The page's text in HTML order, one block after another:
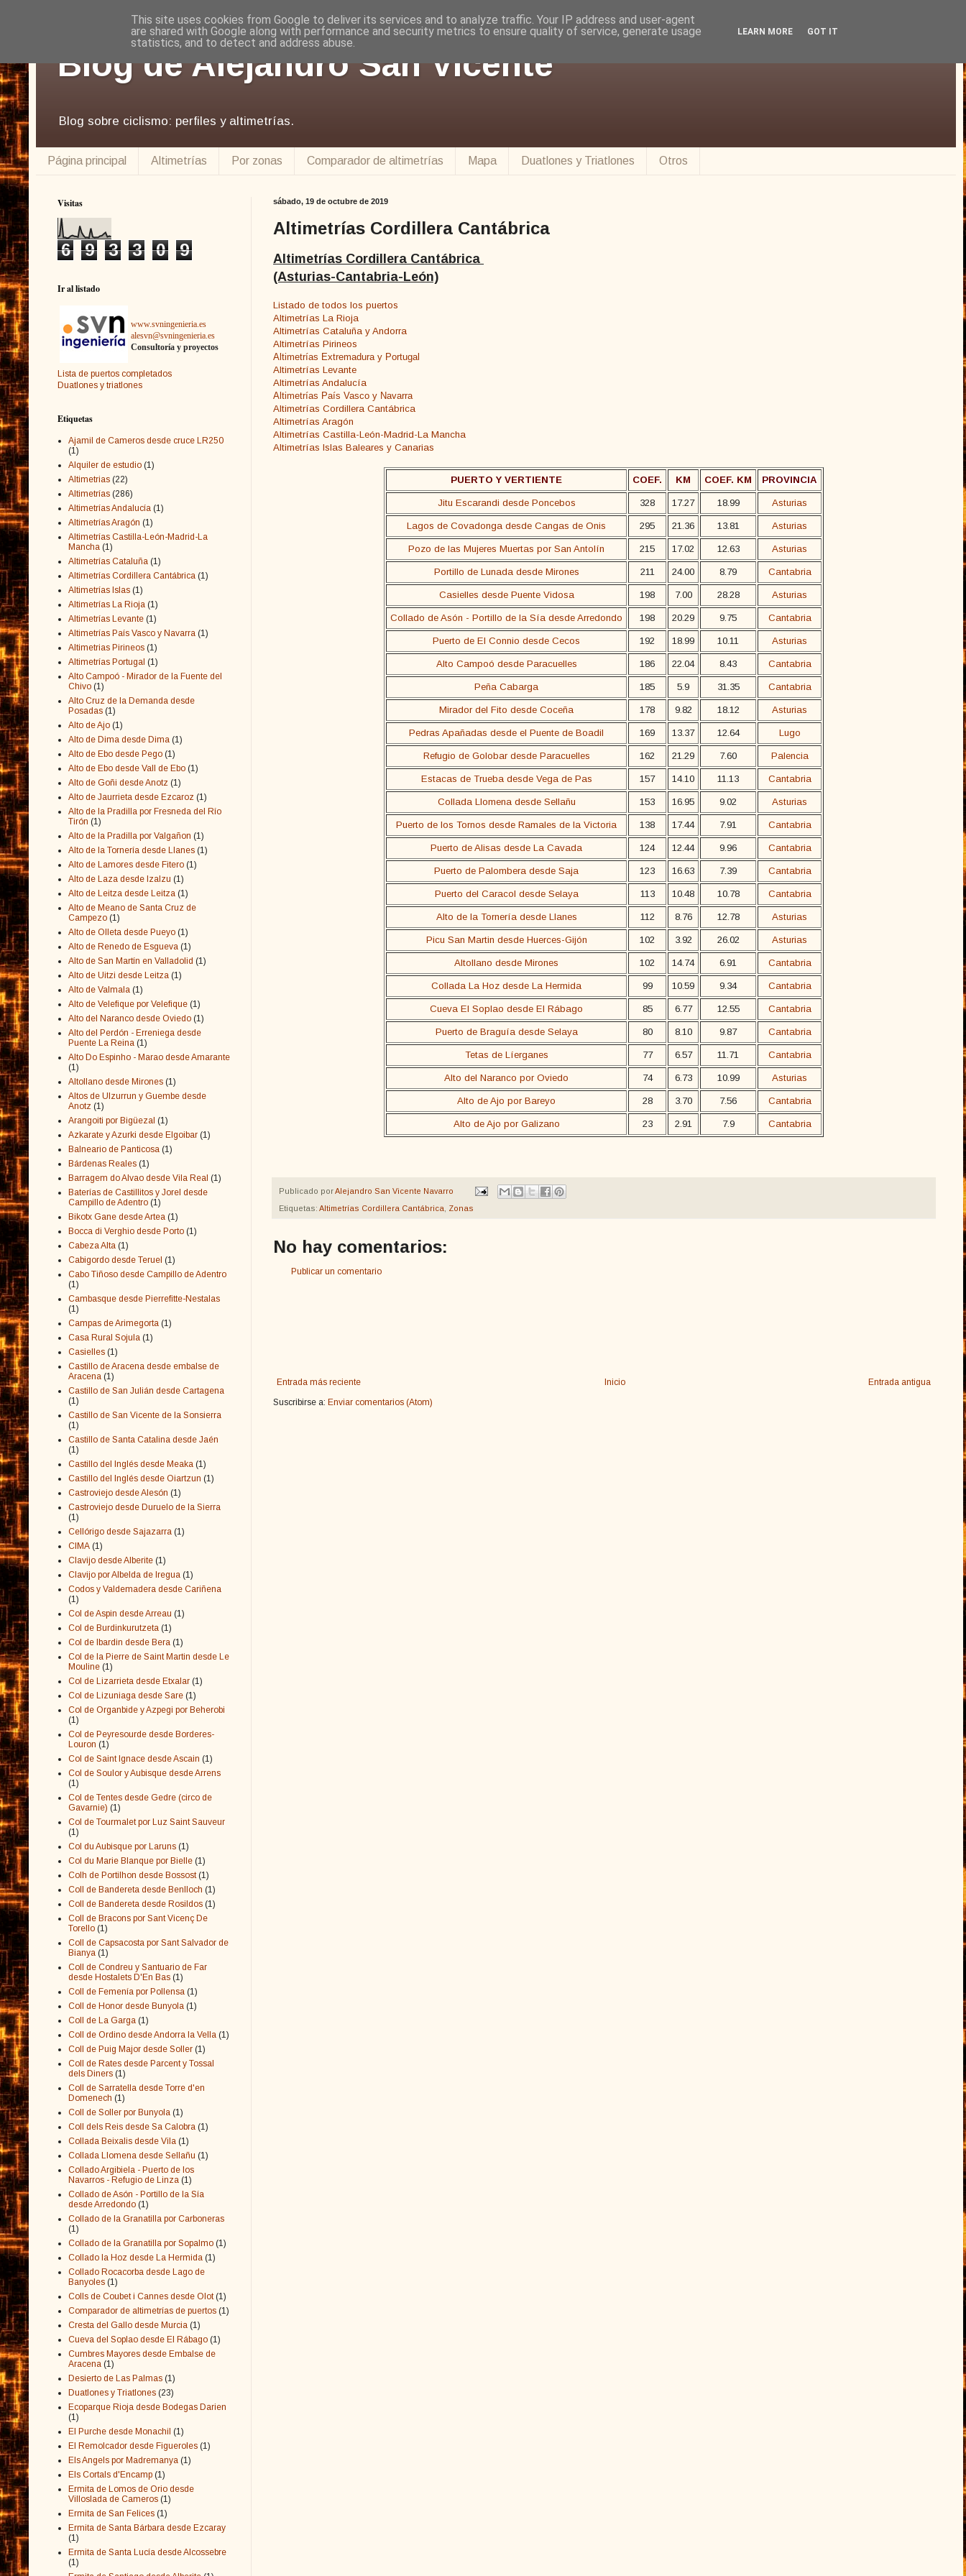
Blog de Alejandro San Vicente
Blog sobre ciclismo: perfiles y altimetrías.
Página principal Altimetrías Por zonas Comparador de altimetrías Mapa Duatlones y Triatlones Otros
sábado, 19 de octubre de 2019
Altimetrías Cordillera Cantábrica
Altimetrías Cordillera Cantábrica
(Asturias-Cantabria-León)
Listado de todos los puertos
Altimetrías La Rioja
Altimetrías Cataluña y Andorra
Altimetrías Pirineos
Altimetrías Extremadura y Portugal
Altimetrías Levante
Altimetrías Andalucía
Altimetrías País Vasco y Navarra
Altimetrías Cordillera Cantábrica
Altimetrías Aragón
Altimetrías Castilla-León-Madrid-La Mancha
Altimetrías Islas Baleares y Canarias
PUERTO Y VERTIENTE COEF. KM COEF. KM PROVINCIA
Jitu Escarandi desde Poncebos 328 17.27 18.99 Asturias
Lagos de Covadonga desde Cangas de Onis 295 21.36 13.81 Asturias
Pozo de las Mujeres Muertas por San Antolín 215 17.02 12.63 Asturias
Portillo de Lunada desde Mirones 211 24.00 8.79 Cantabria
Casielles desde Puente Vidosa 198 7.00 28.28 Asturias
Collado de Asón - Portillo de la Sía desde Arredondo 198 20.29 9.75 Cantabria
Puerto de El Connio desde Cecos 192 18.99 10.11 Asturias
Alto Campoó desde Paracuelles 186 22.04 8.43 Cantabria
Peña Cabarga 185 5.9 31.35 Cantabria
Mirador del Fito desde Coceña 178 9.82 18.12 Asturias
Pedras Apañadas desde el Puente de Boadil 169 13.37 12.64 Lugo
Refugio de Golobar desde Paracuelles 162 21.29 7.60 Palencia
Estacas de Trueba desde Vega de Pas 157 14.10 11.13 Cantabria
Collada Llomena desde Sellañu 153 16.95 9.02 Asturias
Puerto de los Tornos desde Ramales de la Victoria 138 17.44 7.91 Cantabria
Puerto de Alisas desde La Cavada 124 12.44 9.96 Cantabria
Puerto de Palombera desde Saja 123 16.63 7.39 Cantabria
Puerto del Caracol desde Selaya 113 10.48 10.78 Cantabria
Alto de la Tornería desde Llanes 112 8.76 12.78 Asturias
Picu San Martin desde Huerces-Gijón 102 3.92 26.02 Asturias
Altollano desde Mirones 102 14.74 6.91 Cantabria
Collada La Hoz desde La Hermida 99 10.59 9.34 Cantabria
Cueva El Soplao desde El Rábago 85 6.77 12.55 Cantabria
Puerto de Braguía desde Selaya 80 8.10 9.87 Cantabria
Tetas de Líerganes 77 6.57 11.71 Cantabria
Alto del Naranco por Oviedo 74 6.73 10.99 Asturias
Alto de Ajo por Bareyo 28 3.70 7.56 Cantabria
Alto de Ajo por Galizano 23 2.91 7.9 Cantabria
Publicado porAlejandro San Vicente Navarro
Etiquetas: Altimetrías Cordillera Cantábrica Zonas
No hay comentarios:
Publicar un comentario
Entrada más reciente Entrada antigua
Inicio
Suscribirse a: Enviar comentarios (Atom)
Visitas
6 9 3 3 0 9
Ir al listado
www.svningenieria.es
alesvn@svningenieria.es
Consultoría y proyectos
Lista de puertos completados
Duatlones y triatlones
Etiquetas
Ajamil de Cameros desde cruce LR250
(1)
Alquiler de estudio (1)
Altimetrias (22)
Altimetrías (286)
Altimetrías Andalucía (1)
Altimetrías Aragón (1)
Altimetrías Castilla-León-Madrid-La
Mancha (1)
Altimetrías Cataluña (1)
Altimetrías Cordillera Cantábrica (1)
Altimetrías Islas (1)
Altimetrías La Rioja (1)
Altimetrías Levante (1)
Altimetrías País Vasco y Navarra (1)
Altimetrias Pirineos (1)
Altimetrías Portugal (1)
Alto Campoó - Mirador de la Fuente del
Chivo (1)
Alto Cruz de la Demanda desde
Posadas (1)
Alto de Ajo (1)
Alto de Dima desde Dima (1)
Alto de Ebo desde Pego (1)
Alto de Ebo desde Vall de Ebo (1)
Alto de Goñi desde Anotz (1)
Alto de Jaurrieta desde Ezcaroz (1)
Alto de la Pradilla por Fresneda del Río
Tirón (1)
Alto de la Pradilla por Valgañon (1)
Alto de la Tornería desde Llanes (1)
Alto de Lamores desde Fitero (1)
Alto de Laza desde Izalzu (1)
Alto de Leitza desde Leitza (1)
Alto de Meano de Santa Cruz de
Campezo (1)
Alto de Olleta desde Pueyo (1)
Alto de Renedo de Esgueva (1)
Alto de San Martín en Valladolid (1)
Alto de Uitzi desde Leitza (1)
Alto de Valmala (1)
Alto de Velefique por Velefique (1)
Alto del Naranco desde Oviedo (1)
Alto del Perdón - Erreniega desde
Puente La Reina (1)
Alto Do Espinho - Marao desde Amarante
(1)
Altollano desde Mirones (1)
Altos de Ulzurrun y Guembe desde
Anotz (1)
Arangoiti por Bigüezal (1)
Azkarate y Azurki desde Elgoibar (1)
Balneario de Panticosa (1)
Bárdenas Reales (1)
Barragem do Alvao desde Vila Real (1)
Baterías de Castillitos y Jorel desde
Campillo de Adentro (1)
Bikotx Gane desde Artea (1)
Bocca di Verghio desde Porto (1)
Cabeza Alta (1)
Cabigordo desde Teruel (1)
Cabo Tiñoso desde Campillo de Adentro
(1)
Cambasque desde Pierrefitte-Nestalas
(1)
Campas de Arimegorta (1)
Casa Rural Sojula (1)
Casielles (1)
Castillo de Aracena desde embalse de
Aracena (1)
Castillo de San Julián desde Cartagena
(1)
Castillo de San Vicente de la Sonsierra
(1)
Castillo de Santa Catalina desde Jaén
(1)
Castillo del Inglés desde Meaka (1)
Castillo del Inglés desde Oiartzun (1)
Castroviejo desde Alesón (1)
Castroviejo desde Duruelo de la Sierra
(1)
Cellórigo desde Sajazarra (1)
CIMA (1)
Clavijo desde Alberite (1)
Clavijo por Albelda de Iregua (1)
Codos y Valdemadera desde Cariñena
(1)
Col de Aspin desde Arreau (1)
Col de Burdinkurutzeta (1)
Col de Ibardin desde Bera (1)
Col de la Pierre de Saint Martin desde Le
Mouline (1)
Col de Lizarrieta desde Etxalar (1)
Col de Lizuniaga desde Sare (1)
Col de Organbide y Azpegi por Beherobi
(1)
Col de Peyresourde desde Borderes-
Louron (1)
Col de Saint Ignace desde Ascain (1)
Col de Soulor y Aubisque desde Arrens
(1)
Col de Tentes desde Gedre (circo de
Gavarnie) (1)
Col de Tourmalet por Luz Saint Sauveur
(1)
Col du Aubisque por Laruns (1)
Col du Marie Blanque por Bielle (1)
Colh de Portilhon desde Bossost (1)
Coll de Bandereta desde Benlloch (1)
Coll de Bandereta desde Rosildos (1)
Coll de Bracons por Sant Vicenç De
Torello (1)
Coll de Capsacosta por Sant Salvador de
Bianya (1)
Coll de Condreu y Santuario de Far
desde Hostalets D'En Bas (1)
Coll de Femenía por Pollensa (1)
Coll de Honor desde Bunyola (1)
Coll de La Garga (1)
Coll de Ordino desde Andorra la Vella (1)
Coll de Puig Major desde Soller (1)
Coll de Rates desde Parcent y Tossal
dels Diners (1)
Coll de Sarratella desde Torre d'en
Domenech (1)
Coll de Soller por Bunyola (1)
Coll dels Reis desde Sa Calobra (1)
Collada Beixalis desde Vila (1)
Collada Llomena desde Sellañu (1)
Collado Argibiela - Puerto de los
Navarros - Refugio de Linza (1)
Collado de Asón - Portillo de la Sía
desde Arredondo (1)
Collado de la Granatilla por Carboneras
(1)
Collado de la Granatilla por Sopalmo (1)
Collado la Hoz desde La Hermida (1)
Collado Rocacorba desde Lago de
Banyoles (1)
Colls de Coubet i Cannes desde Olot (1)
Comparador de altimetrías de puertos (1)
Cresta del Gallo desde Murcia (1)
Cueva del Soplao desde El Rábago (1)
Cumbres Mayores desde Embalse de
Aracena (1)
Desierto de Las Palmas (1)
Duatlones y Triatlones (23)
Ecoparque Rioja desde Bodegas Darien
(1)
El Purche desde Monachil (1)
El Remolcador desde Figueroles (1)
Els Angels por Madremanya (1)
Els Cortals d'Encamp (1)
Ermita de Lomos de Orio desde
Villoslada de Cameros (1)
Ermita de San Felices (1)
Ermita de Santa Bárbara desde Ezcaray
(1)
Ermita de Santa Lucía desde Alcossebre
(1)
This site uses cookies from Google to deliver its services and to analyze traffic. Your IP address and user-agent
are shared with Google along with performance and security metrics to ensure quality of service, generate usage
statistics, and to detect and address abuse.
LEARN MORE GOT IT